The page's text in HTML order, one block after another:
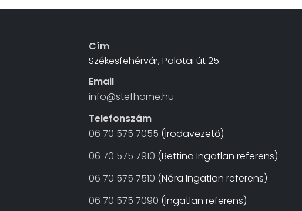
Cím
Székesfehérvár, Palotai út 25.
Email
info@stefhome.hu
Telefonszám
06 70 575 7055 (Irodavezető)
06 70 575 7910 (Bettina Ingatlan referens)
06 70 575 7510 (Nóra Ingatlan referens)
06 70 575 7090 (Ingatlan referens)